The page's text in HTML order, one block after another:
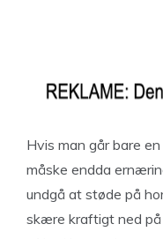
Hvis man går bare
måske endda
undgå at støde på
skære kraftigt ned på